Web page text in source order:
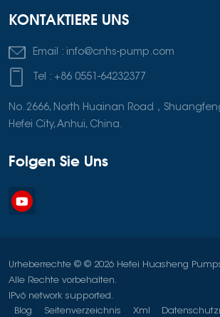
KONTAKTIERE UNS
Email : info@cnhs-pump.com
Tel : +86 0551-64232377
No. 2666, North Huainan Road，
Hefei City, Anhui, China.
Folgen Sie Uns
Urheberrechte © © 2026 Hefei Huasheng Pumps
Alle Rechte vorbehalten.
IPv6 network supported.
Blog
Seitenverzeichnis Xml